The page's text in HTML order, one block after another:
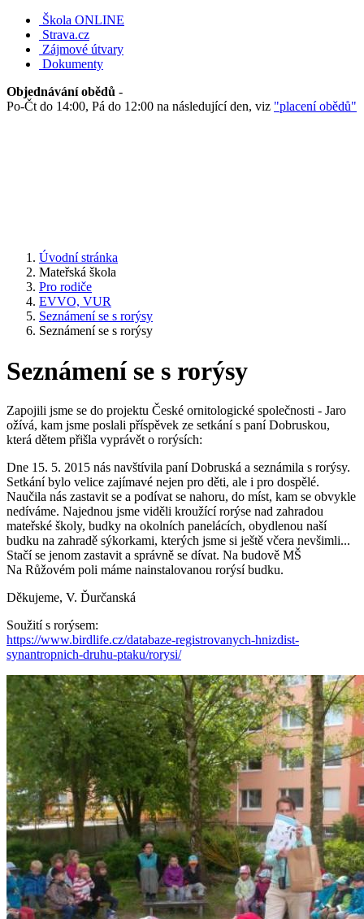
Škola ONLINE
Strava.cz
Zájmové útvary
Dokumenty
Objednávání obědů -
Po-Čt do 14:00, Pá do 12:00 na následující den, viz "placení obědů"
Úvodní stránka
Mateřská škola
Pro rodiče
EVVO, VUR
Seznámení se s rorýsy
Seznámení se s rorýsy
Seznámení se s rorýsy
Zapojili jsme se do projektu České ornitologické společnosti - Jaro
ožívá, kam jsme poslali příspěvek ze setkání s paní Dobruskou,
která dětem přišla vyprávět o rorýsích:
Dne 15. 5. 2015 nás navštívila paní Dobruská a seznámila s rorýsy.
Setkání bylo velice zajímavé nejen pro děti, ale i pro dospělé.
Naučila nás zastavit se a podívat se nahoru, do míst, kam se obvykle
nedíváme. Najednou jsme viděli kroužící rorýse nad zahradou
mateřské školy, budky na okolních panelácích, obydlenou naší
budku na zahradě sýkorkami, kterých jsme si ještě včera nevšimli...
Stačí se jenom zastavit a správně se dívat. Na budově MŠ
Na Růžovém poli máme nainstalovanou rorýsí budku.
Děkujeme, V. Ďurčanská
Soužití s rorýsem:
https://www.birdlife.cz/databaze-registrovanych-hnizdist-
synantropnich-druhu-ptaku/rorysi/